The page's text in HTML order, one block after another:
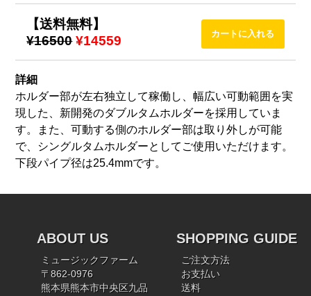
【送料無料】
¥16500 ¥14559
詳細
ホルダー部が左右独立して稼働し、幅広い可動範囲を実
現した、新開発のダブルタムホルダーを採用していま
す。また、可動する側のホルダー部は取り外しが可能
で、シングルタムホルダーとしてご使用いただけます。
下段パイプ径は25.4mmです。
ABOUT US
ミュージックファーム
〒862-0976
熊本県熊本市中央区九品
SHOPPING GUIDE
ご注文方法
お支払い
送料